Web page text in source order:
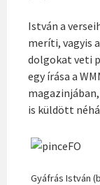
István a
meríti, vagyis
dolgokat veti
egy írása a
is küldött
Gyáfrás István